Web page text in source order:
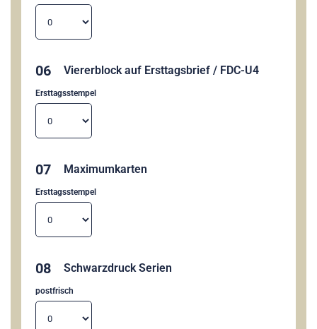
06 Viererblock auf Ersttagsbrief / FDC-U4
Ersttagsstempel
07 Maximumkarten
Ersttagsstempel
08 Schwarzdruck Serien
postfrisch